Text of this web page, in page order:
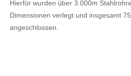
Hierfür wurden über 3.000m
Dimensionen verlegt und insgesamt
angeschlossen.